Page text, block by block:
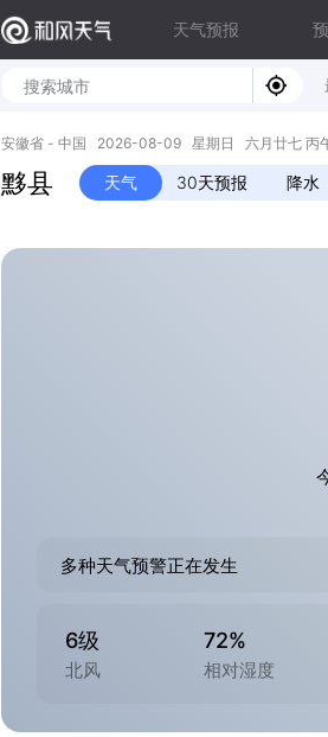
天气预报
安徽省 - 中国 2026-08-09 星期日 六月廿七 丙
黟县 天气 30天预报 降水
多种天气预警正在发生
6级
北风
72%
相对湿度